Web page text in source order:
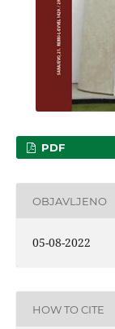
PDF
OBJAVLJENO
05-08-2022
HOW TO CITE